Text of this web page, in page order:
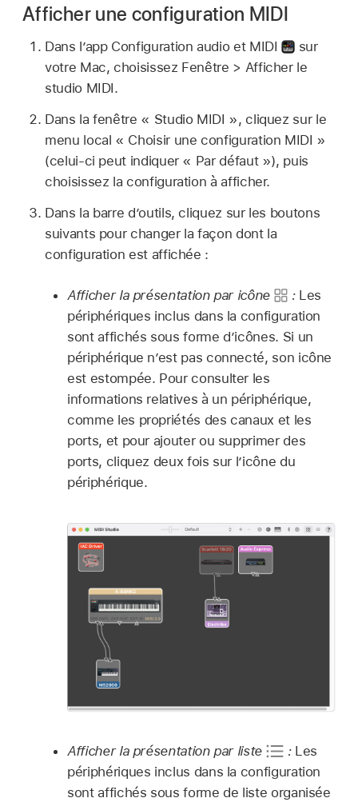
Afficher une configuration MIDI
Dans l’app Configuration audio et MIDI
sur
votre Mac, choisissez Fenêtre > Afficher le
studio MIDI.
Dans la fenêtre « Studio MIDI », cliquez sur le
menu local « Choisir une configuration MIDI »
(celui-ci peut indiquer « Par défaut »), puis
choisissez la configuration à afficher.
Dans la barre d’outils, cliquez sur les boutons
suivants pour changer la façon dont la
configuration est affichée :
Afficher la présentation par icône : Les
périphériques inclus dans la configuration
sont affichés sous forme d’icônes. Si un
périphérique n’est pas connecté, son icône
est estompée. Pour consulter les
informations relatives à un périphérique,
comme les propriétés des canaux et les
ports, et pour ajouter ou supprimer des
ports, cliquez deux fois sur l’icône du
périphérique.
Afficher la présentation par liste : Les
périphériques inclus dans la configuration
sont affichés sous forme de liste organisée